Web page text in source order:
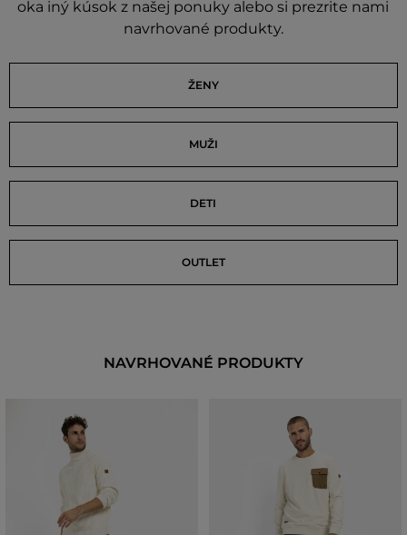
oka iný kúsok z našej ponuky alebo si prezrite nami
navrhované produkty.
ŽENY
MUŽI
DETI
OUTLET
NAVRHOVANÉ PRODUKTY